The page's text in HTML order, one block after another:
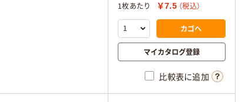
1枚あたり
￥7.5 （税込）
カゴへ
マイカタログ登録
比較表に追加